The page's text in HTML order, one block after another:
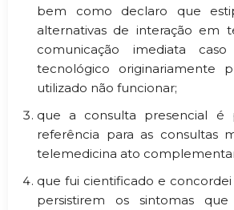
bem como declaro que
alternativas de interação em
comunicação imediata
tecnológico originariamente
utilizado não funcionar;
que a consulta presencial é
referência para as consultas
telemedicina ato
que fui cientificado e
persistirem os sintomas